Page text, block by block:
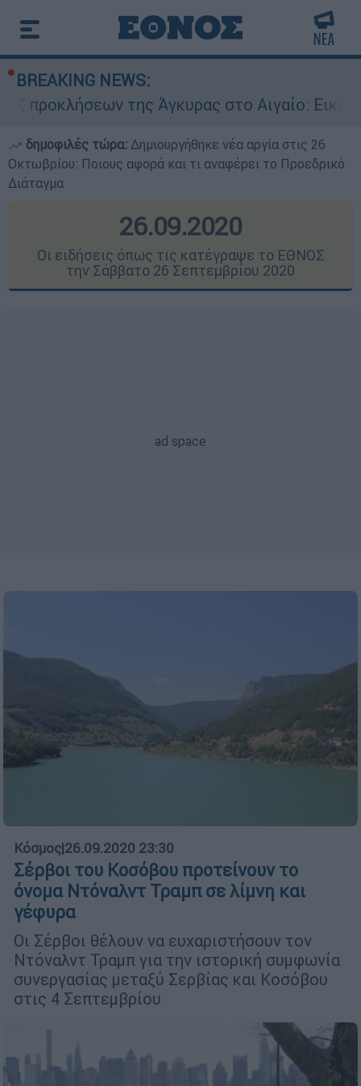
BREAKING NEWS:
της Άγκυρας στο Αιγαίο: Εικονική
δημοφιλές τώρα: Δημιουργήθηκε νέα αργία στις 26
Οκτωβρίου: Ποιους αφορά και τι αναφέρει το Προεδρικό
Διάταγμα
26.09.2020
Οι ειδήσεις όπως τις κατέγραψε το ΕΘΝΟΣ
την Σάββατο 26 Σεπτεμβρίου 2020
Κόσμος|26.09.2020 23:30
Σέρβοι του Κοσόβου προτείνουν το
όνομα Ντόναλντ Τραμπ σε λίμνη και
γέφυρα
Οι Σέρβοι θέλουν να ευχαριστήσουν τον
Ντόναλντ Τραμπ για την ιστορική συμφωνία
συνεργασίας μεταξύ Σερβίας και Κοσόβου
στις 4 Σεπτεμβρίου